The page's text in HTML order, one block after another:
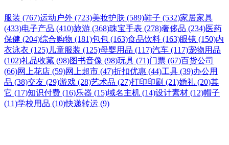
服装 (767)运动户外 (723)美妆护肤 (589)鞋子 (532)家居家具
(433)电子产品 (410)旅游 (368)珠宝手表 (278)奢侈品 (234)医药
保健 (204)综合购物 (181)包包 (163)食品饮料 (163)眼镜 (150)内
衣泳衣 (125) 儿童服装 (125)母婴用品 (117)汽车 (117)宠物用品
(102)礼品收藏 (98)图书音像 (98)玩具 (71)门票 (67)百货公司
(66)网上花店 (59)网上超市 (47)折扣优惠 (44)工具 (39)办公用
品 (38)交友 (29)游戏 (28)艺术品 (27)打印印刷 (21)婚礼 (20)其
它 (17)知识付费 (16)乐器 (15)域名主机 (14)设计素材 (12)帽子
(11)学校用品 (10)快递转运 (9)